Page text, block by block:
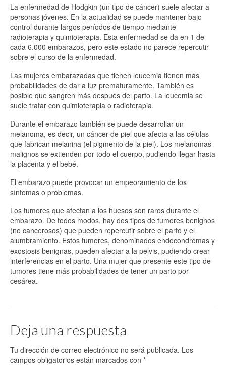
La enfermedad de Hodgkin (un tipo de cáncer) suele afectar a
personas jóvenes. En la actualidad se puede mantener bajo
control durante largos períodos de tiempo mediante
radioterapia y quimioterapia. Esta enfermedad se da en 1 de
cada 6.000 embarazos, pero este estado no parece repercutir
sobre el curso de la enfermedad.
Las mujeres embarazadas que tienen leucemia tienen más
probabilidades de dar a luz prematuramente. También es
posible que sangren más después del parto. La leucemia se
suele tratar con quimioterapia o radioterapia.
Durante el embarazo también se puede desarrollar un
melanoma, es decir, un cáncer de piel que afecta a las células
que fabrican melanina (el pigmento de la piel). Los melanomas
malignos se extienden por todo el cuerpo, pudiendo llegar hasta
la placenta y el bebé.
El embarazo puede provocar un empeoramiento de los
síntomas o problemas.
Los tumores que afectan a los huesos son raros durante el
embarazo. De todos modos, hay dos tipos de tumores benignos
(no cancerosos) que pueden repercutir sobre el parto y el
alumbramiento. Estos tumores, denominados endocondromas y
exostosis benignas, pueden afectar a la pelvis, pudiendo crear
interferencias en el parto. Una mujer que presente este tipo de
tumores tiene más probabilidades de tener un parto por
cesárea.
Deja una respuesta
Tu dirección de correo electrónico no será publicada. Los
campos obligatorios están marcados con *